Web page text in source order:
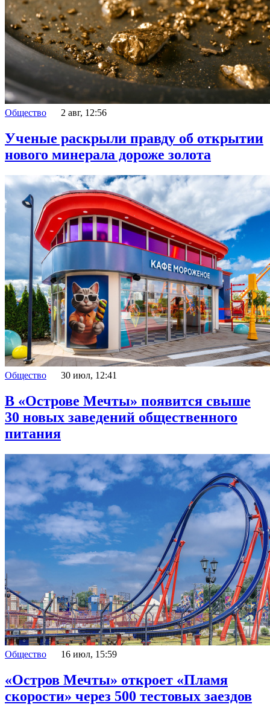
Общество 2 авг, 12:56
Ученые раскрыли правду об открытии
нового минерала дороже золота
Общество 30 июл, 12:41
В «Острове Мечты» появится свыше
30 новых заведений общественного
питания
Общество 16 июл, 15:59
«Остров Мечты» откроет «Пламя
скорости» через 500 тестовых заездов